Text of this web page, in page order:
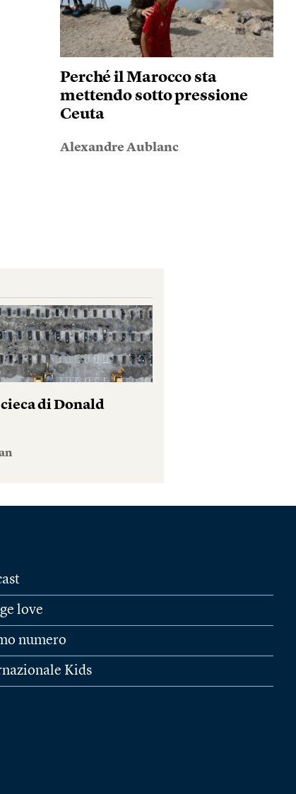
Perché il Marocco sta
mettendo sotto pressione
Ceuta
Alexandre Aublanc
di Donald
love
numero
Kids